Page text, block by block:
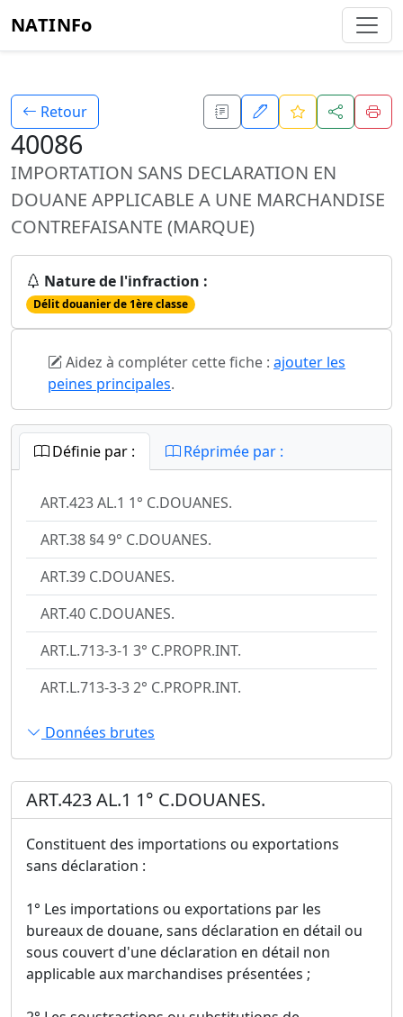
NATINFo
Retour
40086
IMPORTATION SANS DECLARATION EN
DOUANE APPLICABLE A UNE MARCHANDISE
CONTREFAISANTE (MARQUE)
Nature de l'infraction :
Délit douanier de 1ère classe
Aidez à compléter cette fiche : ajouter les
peines principales.
Définie par : Réprimée par :
ART.423 AL.1 1° C.DOUANES.
ART.38 §4 9° C.DOUANES.
ART.39 C.DOUANES.
ART.40 C.DOUANES.
ART.L.713-3-1 3° C.PROPR.INT.
ART.L.713-3-3 2° C.PROPR.INT.
Données brutes
ART.423 AL.1 1° C.DOUANES.
Constituent des importations ou exportations
sans déclaration :
1° Les importations ou exportations par les
bureaux de douane, sans déclaration en détail ou
sous couvert d'une déclaration en détail non
applicable aux marchandises présentées ;